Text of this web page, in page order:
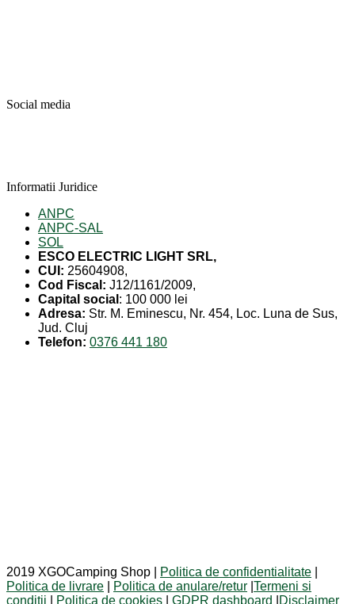
Social media
Informatii Juridice
ANPC
ANPC-SAL
SOL
ESCO ELECTRIC LIGHT SRL,
CUI: 25604908,
Cod Fiscal: J12/1161/2009,
Capital social : 100 000 lei
Adresa: Str. M. Eminescu, Nr. 454, Loc. Luna de Sus,
Jud. Cluj
Telefon: 0376 441 180
2019 XGOCamping Shop | Politica de confidentialitate
Politica de livrare
Politica de anulare/retur Termeni si
conditii
Politica de cookies GDPR dashboard Disclaimer